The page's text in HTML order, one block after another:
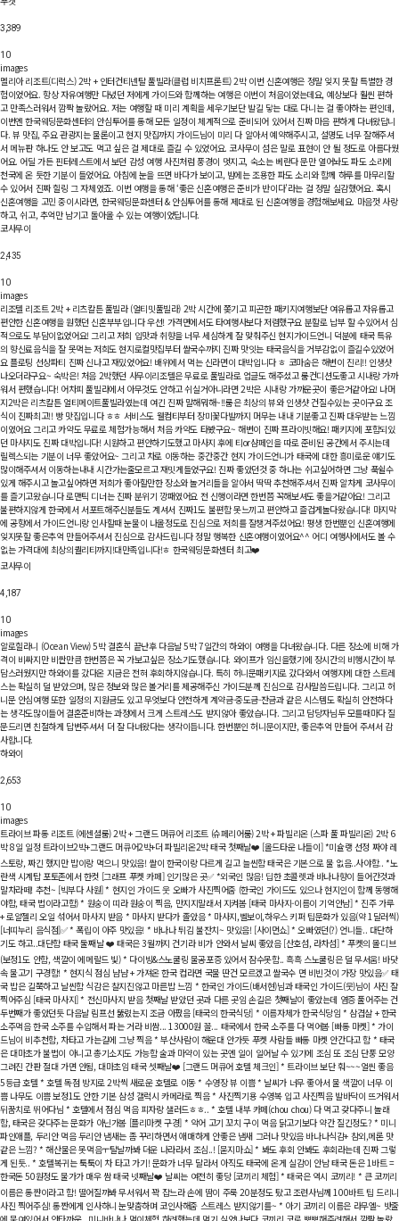
3,389
10
images
멜리아 리조트(디럭스) 2박 + 인터컨티넨탈 풀빌라(클럽 비치프론트) 2박이번 신혼여행은 정말 잊지 못할 특별한 경
험이었어요. 항상 자유여행만 다녔던 저에게 가이드와 함께하는 여행은 이번이 처음이었는데요, 예상보다 훨씬 편하
고 만족스러워서 깜짝 놀랐어요. 저는 여행할 때 미리 계획을 세우기보단 발길 닿는 대로 다니는 걸 좋아하는 편인데,
이번엔 한국웨딩문화센터의 안심투어를 통해 모든 일정이 체계적으로 준비되어 있어서 진짜 마음 편하게 다녀왔답니
다. 뷰 맛집, 주요 관광지는 물론이고 현지 맛집까지 가이드님이 미리 다 알아서 예약해주시고, 설명도 너무 잘해주셔
서 메뉴판 하나도 안 보고도 먹고 싶은 걸 제대로 즐길 수 있었어요. 코사무이 섬은 말로 표현이 안 될 정도로 아름다웠
어요. 어딜 가든 핀터레스트에서 보던 감성 여행 사진처럼 풍경이 멋지고, 숙소는 베란다 문만 열어놔도 파도 소리에
천국에 온 듯한 기분이 들었어요. 아침에 눈을 뜨면 바다가 보이고, 밤에는 조용한 파도 소리와 함께 하루를 마무리할
수 있어서 진짜 힐링 그 자체였죠. 이번 여행을 통해 ‘좋은 신혼여행은 준비가 반이다’라는 걸 정말 실감했어요. 혹시
신혼여행을 고민 중이시라면, 한국웨딩문화센터 & 안심투어를 통해 제대로 된 신혼여행을 경험해보세요. 마음껏 사랑
하고, 쉬고, 추억만 남기고 돌아올 수 있는 여행이었답니다.
코사무이
2,435
10
images
리조텔 리조트 2박 + 리츠칼튼 풀빌라 (얼티밋풀빌라) 2박시간에 쫒기고 피곤한 패키지여행보단 여유롭고 자유롭고
편안한 신혼여행을 원했던 신혼부부입니다 우선! 가격면에서도 타여행사보다 저렴했구요 분할로 납부 할 수있어서 심
적으로도 부담이없었어요! 그리고 저희 입맛과 취향을 너무 세심하게 잘 맞춰주신 현지가이드언니 덕분에 태국 특유
의 향신료음식을 잘 못먹는 저희도 현지로컬맛집부터 쌀국수까지 진짜 맛잇는 태국음식을 거부감없이 즐길수있었어
요 플로팅 선상파티 진짜 신나고 재밌었어요! 배위에서 먹는 신라면이 대박입니다 ㅎ 코마숨은 해변이 진리!! 인생샷
나오더라구요~ 숙박은! 처음 2박했던 사무이리조텔은 무료로 풀빌라로 업글도 해주셨고 룸컨디션도좋고 시내랑 가까
워서 편했습니다! 어차피 풀빌라에서 아무것도 안하고 쉬실거아니라면 2박은 시내랑 가까운곳이 좋은거같아요! 나머
지2박은 리츠칼튼 얼티메이트풀빌라였는데 여긴 진짜 말해뭐해~!!룸은 최상의 뷰와 인생샷 건질수있는 곳이구요 조
식이 진짜최고!! 빵 맛집입니다 ㅎㅎ 서비스도 웰컴티부터 장미꽃다발까지 머무는 내내 기분좋고 진짜 대우받는 느낌
이였어요 그리고 카약도 무료로 체험가능해서 처음 카약도 타봤구요~ 해변이 진짜 프라이빗해요! 패키지에 포함되있
던 마사지도 진짜 대박입니다! 시원하고 편안하기도했고 마사지 후에 티or샴페인을 따로 준비된 공간에서 주시는데
릴렉스되는 기분이 너무 좋았어요~ 그리고 차로 이동하는 중간중간 현지 가이드언니가 태국에 대한 흥미로운 얘기도
많이해주셔서 이동하는내내 시간가는줄모르고 재밋게들었구요! 진짜 좋았던것 중 하나는 쉬고싶어하면 그냥 푹쉴수
있게 해주시고 놀고싶어하면 저희가 좋아할만한 장소와 놀거리들을 알아서 딱딱 추천해주셔서 진짜 알차게 코사무이
를 즐기고왔습니다 로맨틱 디너는 진짜 분위기 깡패였어요 전 신행이라면 한번쯤 꼭해보셔도 좋을거같아요! 그리고
불편하지않게 한국에서 서포트해주신분들도 계셔서 진짜1도 불편함 못느끼고 편안하고 즐겁게놀다왔습니다! 마지막
에 공항에서 가이드언니랑 인사할때 눈물이 나올정도로 진심으로 저희를 잘챙겨주셨어요! 평생 한번뿐인 신혼여행에
잊지못할 좋은추억 만들어주셔서 진심으로 감사드립니다 정말 행복한 신혼여행이였어요^^ 어디 여행사에서도 볼 수
없는 가격대에 최상의퀄리티까지!대만족입니다!ㅎ 한국웨딩문화센터 최고❤️
코사무이
4,187
10
images
알로힐라니 (Ocean View) 5박결혼식 끝난후 다음날 5박 7일간의 하와이 여행을 다녀왔습니다. 다른 장소에 비해 가
격이 비싸지만 비싼만큼 한번쯤은 꼭 가보고싶은 장소기도했습니다. 와이프가 임신을했기에 장시간의 비행시간이 부
담스러웠지만 하와이를 갔다온 지금은 전혀 후회하지않습니다. 특히 허니문패키지로 갔다와서 여행지에 대한 스트레
스는 확실히 덜 받았으며, 많은 정보와 많은 볼거리를 제공해주신 가이드분께 진심으로 감사말씀드립니다. 그리고 허
니문 안심여행 또한 일정의 지원금도 있고 무엇보다 안전하게 계약금-중도금-잔금과 같은 시스템도 확실히 안전하다
는 생각도많이들어 결혼준비하는 과정에서 크게 스트레스도 받지않아 좋았습니다. 그리고 담당자님두 모를때마다 질
문드리면 친절하게 답변주셔서 더 잘 다녀왔다는 생각이듭니다. 한번뿐인 허니문이지만, 좋은추억 만들어 주셔서 감
사합니다.
하와이
2,653
10
images
트라이브 파통 리조트 (에센셜룸) 2박 + 그랜드 머큐어 리조트 (슈페리어룸) 2박 + 파빌리온 (스파 풀 파빌리온) 2박6
박 8일 일정 트라이브2박+그랜드 머큐어2박+더 파빌리온2박 태국 첫째날❤️ [올드타운 나들이] *미슐랭 선정 짜야 레
스토랑, 짜긴 했지만 밥이랑 먹으니 맛있음! 쌀이 한국이랑 다르게 길고 늘씬함 태국은 기본으로 물 없음..사야함.. *노
란색 시계탑 포토존에서 한컷 [그래프 푸켓 카페] 인기많은 곳✅️ *외국인 많음! 딥한 초콜렛과 바나나향이 들어간것과
말차라떼! 추천~ [빅부다 사원] * 현지인 가이드 웃 오빠가 사진찍어줌 (한국인 가이드도 있으나 현지인이 함께 동행해
야함, 태국 법이라고함) * 원숭이 띠라 원숭이 찍음, 만지지말래서 지켜봄 [태국 마사지-이름이 기억안남] * 진주 가루
+ 로얄젤리 오일 섞어서 마사지 받음 * 마사지 받다가 졸았음 * 마사지,벨보이,하우스 키퍼 팁문화가 있음(약 1달러씩)
[너띠누리 음식점]✅️ * 폭립이 아주 맛있음! * 바나나 튀김 불잔치~ 맛있음! [사이먼쇼] * 오빠였던(?) 언니들.. 대단하
기도 하고..대단함 태국 둘째날 ❤️ 태국은 3월까지 건기라 비가 안와서 날씨 좋았음 [산호섬, 라차섬] * 푸켓의 몰디브
(보정1도 안함, 색깔이 에메랄드 빛) * 다이빙&스노쿨링 물공포증 있어서 잠수못함.. 흑흑 스노쿨링은 덜 무서움! 바닷
속 물고기 구경함! * 현지식 점심 냠냠 + 가져온 한국 컵라면 국물 딴건 모르겠고 쌀국수 면 비빈것이 가장 맛있음✅️ 태
국 밥은 길쭉하고 날씬함 식감은 찰지진않고 마른밥 느낌 * 한국인 가이드(배서현)님과 태국인 가이드(웃)님이 사진 잘
찍어주심 [태국 마사지] * 전신마사지 받음 첫째날 받았던 곳과 다른 곳임 손길은 첫째날이 좋았는데 염증 풀어주는 건
두번째가 좋았던듯 다음날 림프선 뚫렸는지 조금 아팠음 [태국의 한국식당] * 이름자체가 한국식당임 * 삼겹살 + 한국
소주먹음 한국 소주를 수입해서 파는 거라 비쌈... 13000원 꼴... 태국에서 한국 소주를 다 먹어봄 [빠통 마켓] * 가이
드님이 비추천함, 차타고 가는길에 그냥 찍음 * 부산사람이 해운대 안가듯 푸켓 사람들 빠통 마켓 안간다고 함 * 태국
은 대마초가 불법이 아니고 총기소지도 가능함 술과 마약이 있는 곳엔 일이 일어날 수 있기에 조심 또 조심 단풍 모양
그려진 간판 절대 가면 안됨, 대마초임 태국 셋째날❤️ [그랜드 머큐어 호텔 체크인] * 트라이브 보단 훠~~~얼씬 좋음
5등급 호텔 * 호텔 독점 방지로 2박씩 새로운 호텔로 이동 * 수영장 뷰 이쁨 * 날씨가 너무 좋아서 물 색깔이 너무 이
쁨 나무도 이쁨 보정1도 안한 기본 삼성 갤럭시 카메라로 찍음 * 사진찍기용 수영복 입고 사진찍음 발바닥이 뜨거워서
뒤꿈치로 뛰어다님 * 호텔에서 점심 먹음 피자랑 샐러드ㅎㅎ.. * 호텔 내부 카페(chou chou) 다 먹고 갖다주니 놀래
함, 태국은 갖다주는 문화가 아닌가봄 [플리마켓 구경] * 악어 고기 꼬치 구이 먹음 닭고기보다 약간 질긴정도? * 미니
파인애플, 두리안 먹음 두리안 냄새는 좀 꾸리하면서 애매하게 안좋은 냄새 그러나 맛있음 바나나식감+ 참외,메론 맛
같은 느낌? * 해산물은 못먹음ㅜ탈날까봐 더운 나라라서 조심..! [묻지마쇼] * 봐도 후회 안봐도 후회라는데 진짜 그렇
게 된듯.. * 호텔복귀는 툭툭이 차 타고 가기! 문화가 너무 달라서 아직도 태국에 온게 실감이 안남 태국 돈은 1바트 =
한국돈 50원정도 물가가 매우 쌈 태국 넷째날❤️ 날씨는 여전히 좋당 [코끼리 체험] * 태국은 역시 코끼리! * 큰 코끼리
이름은 통쨘이라고 함! 떨어질까봐 무서워서 꽉 잡느라 손에 땀이 주룩 20분정도 탔고 조련사님께 100바트 팁 드리니
사진 찍어주심! 통짠에게 인사하니 눈맞춤하며 코인사해줌 스트레스 받지않기를~ * 아기 코끼리 이름은 라무엘~ 밧줄